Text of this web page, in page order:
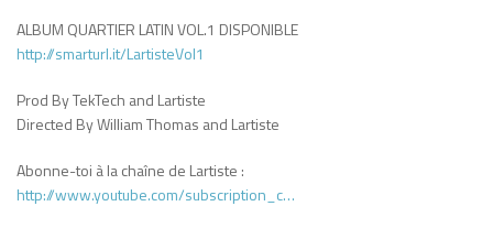
ALBUM QUARTIER LATIN VOL.1 DISPONIBLE
http://smarturl.it/LartisteVol1
Prod By TekTech and Lartiste
Directed By William Thomas and Lartiste
Abonne-toi à la chaîne de Lartiste :
http://www.youtube.com/subscription_c…